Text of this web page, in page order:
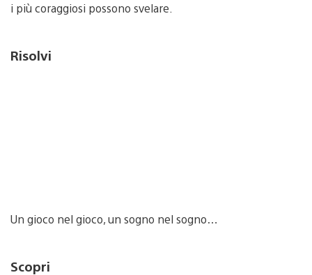
i più coraggiosi possono svelare.
Risolvi
Un gioco nel gioco, un sogno nel sogno…
Scopri